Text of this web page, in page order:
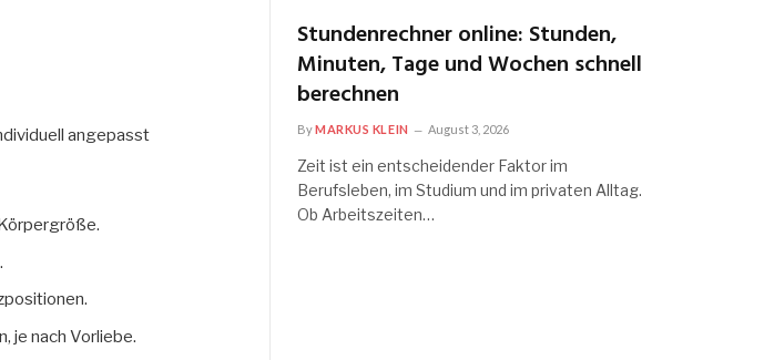
angepasst
je nach Vorliebe.
Stundenrechner online: Stunden,
Minuten, Tage und Wochen schnell
berechnen
ByMARKUS KLEIN August 3, 2026
Zeit ist ein entscheidender Faktor im
Berufsleben, im Studium und im privaten Alltag.
Ob Arbeitszeiten…